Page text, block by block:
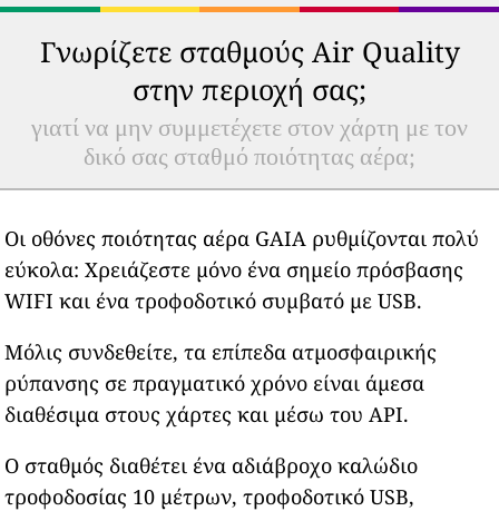
Γνωρίζετε σταθμούς Air Quality
στην περιοχή σας;
γιατί να μην συμμετέχετε στον χάρτη με τον
δικό σας σταθμό ποιότητας αέρα;
Οι οθόνες ποιότητας αέρα GAIA ρυθμίζονται πολύ
εύκολα: Χρειάζεστε μόνο ένα σημείο πρόσβασης
WIFI και ένα τροφοδοτικό συμβατό με USB.
Μόλις συνδεθείτε, τα επίπεδα ατμοσφαιρικής
ρύπανσης σε πραγματικό χρόνο είναι άμεσα
διαθέσιμα στους χάρτες και μέσω του API.
Ο σταθμός διαθέτει ένα αδιάβροχο καλώδιο
τροφοδοσίας 10 μέτρων, τροφοδοτικό USB,